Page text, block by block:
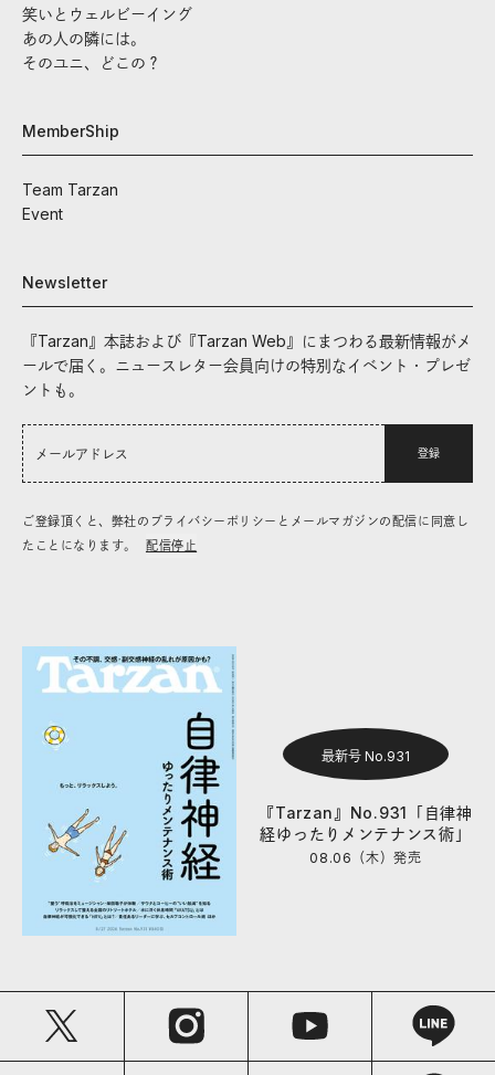
笑いとウェルビーイング
あの人の隣には。
そのユニ、どこの？
MemberShip
Team Tarzan
Event
Newsletter
『Tarzan』本誌および『Tarzan Web』にまつわる最新情報がメ
ールで届く。ニュースレター会員向けの特別なイベント・プレゼ
ントも。
登録
ご登録頂くと、弊社のプライバシーポリシーとメールマガジンの配信に同意し
たことになります。
配信停止
最新号 No.931
『Tarzan』No.931「自律神
経ゆったりメンテナンス術」
08.06（木）発売